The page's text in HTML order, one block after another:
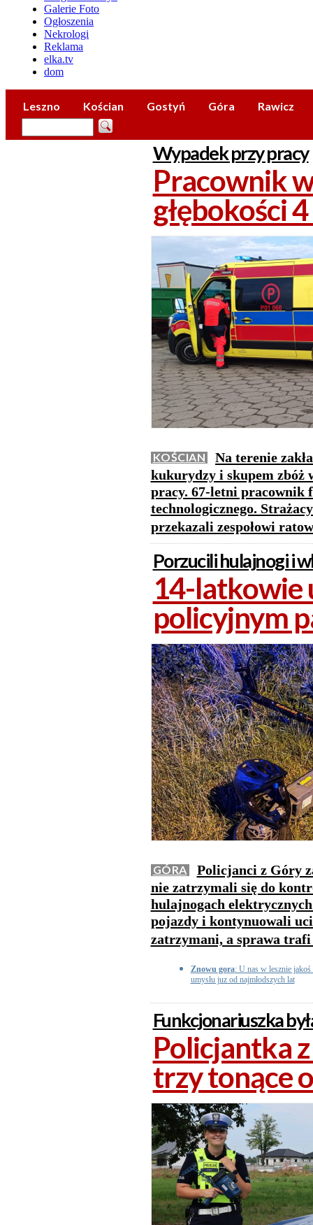
Galerie Foto
Ogłoszenia
Nekrologi
Reklama
elka.tv
dom
Leszno Kościan Gostyń Góra Rawicz
Wypadek przy pracy
Pracownik
głębokości
KOŚCIAN
Na terenie
kukurydzy i skupem zbóż
pracy. 67-letni pracownik
technologicznego.
przekazali zespołowi
Porzucili hulajnogi i
14-latkowie
policyjnym
GÓRA
Policjanci z Góry
nie zatrzymali się do
hulajnogach
pojazdy i kontynuowali
zatrzymani, a sprawa trafi
Znowu gora: U nas w lesznie jakoś
umysłu juz od najmłodszych lat
Funkcjonariuszka
Policjantka
trzy tonące